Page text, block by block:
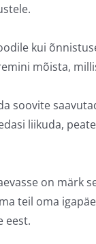
kui
mõista,
soovite
liikuda,
on märk
teil oma
eest.